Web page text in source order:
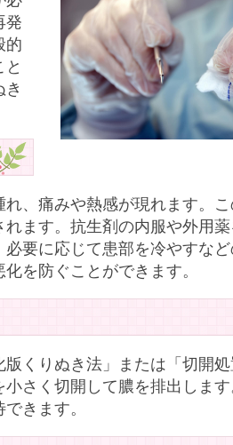
発
的
、痛みや熱感が現れます。
ます。抗生剤の内服や外用
要に応じて患部を冷やすな
を防ぐことができます。
くりぬき法」または「切開処
さく切開して膿を排出しま
きます。